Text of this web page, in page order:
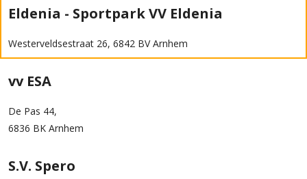
Eldenia - Sportpark VV Eldenia
Westerveldsestraat 26, 6842 BV Arnhem
vv ESA
De Pas 44,
6836 BK Arnhem
S.V. Spero